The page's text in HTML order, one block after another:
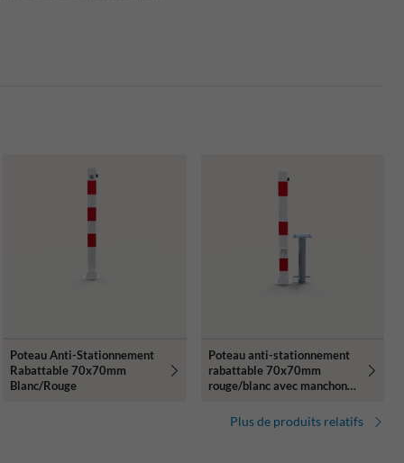
Poteau Anti-Stationnement
Rabattable 70x70mm
Blanc/Rouge
Poteau anti-stationnement
rabattable 70x70mm
rouge/blanc avec manchon
Plus de produits relatifs